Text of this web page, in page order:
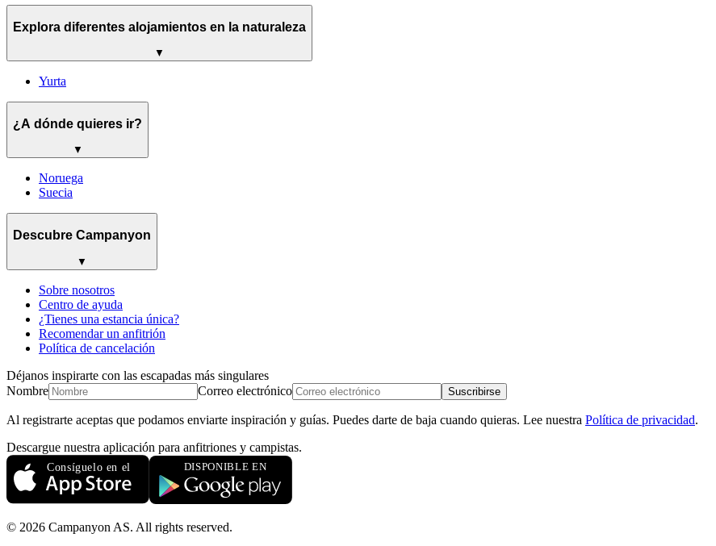
Explora diferentes alojamientos en la naturaleza
▼
Yurta
¿A dónde quieres ir?
▼
Noruega
Suecia
Descubre Campanyon
▼
Sobre nosotros
Centro de ayuda
¿Tienes una estancia única?
Recomendar un anfitrión
Política de cancelación
Déjanos inspirarte con las escapadas más singulares
Nombre
Correo electrónico Suscribirse
Al registrarte aceptas que podamos enviarte inspiración y guías. Puedes darte de baja cuando quieras. Lee nuestra Política de privacidad.
Descargue nuestra aplicación para anfitriones y campistas.
© 2026 Campanyon AS. All rights reserved.